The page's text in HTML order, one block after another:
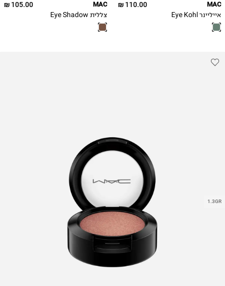
110.00 ₪ MAC
אייליינר Eye Kohl
105.00 ₪ MAC
צללית Eye Shadow
1.3GR